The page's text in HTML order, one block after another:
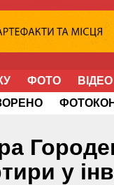
ФОТО ВІДЕО
у